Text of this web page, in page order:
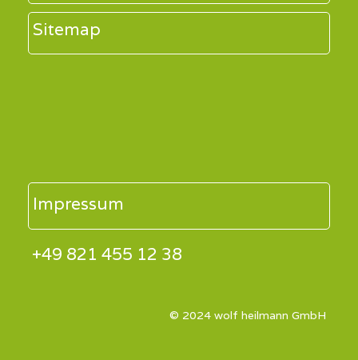
Sitemap
Impressum
+49 821 455 12 38
© 2024 wolf heilmann GmbH